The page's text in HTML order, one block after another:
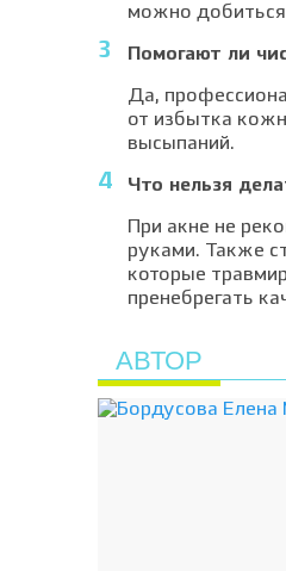
можно добиться
Помогают ли
Да,
от избытка
высыпаний.
Что нельзя
При акне не
руками. Также
которые
пренебрегать
АВТОР